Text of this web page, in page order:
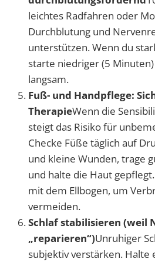
leichtes Radfahren oder
Durchblutung und
unterstützen. Wenn du
starte niedriger (5
langsam.
Fuß- und Handpflege:
TherapieWenn die
steigt das Risiko für
Checke Füße täglich auf
und kleine Wunden, trage
und halte die Haut
mit dem Ellbogen, um
vermeiden.
Schlaf stabilisieren (weil
„reparieren“)Unruhiger
subjektiv verstärken. Halte